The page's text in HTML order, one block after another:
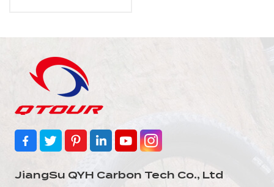
JiangSu QYH Carbon Tech Co., Ltd